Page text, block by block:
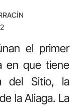
el primer
en que tiene
del Sitio, la
la Aliaga. La